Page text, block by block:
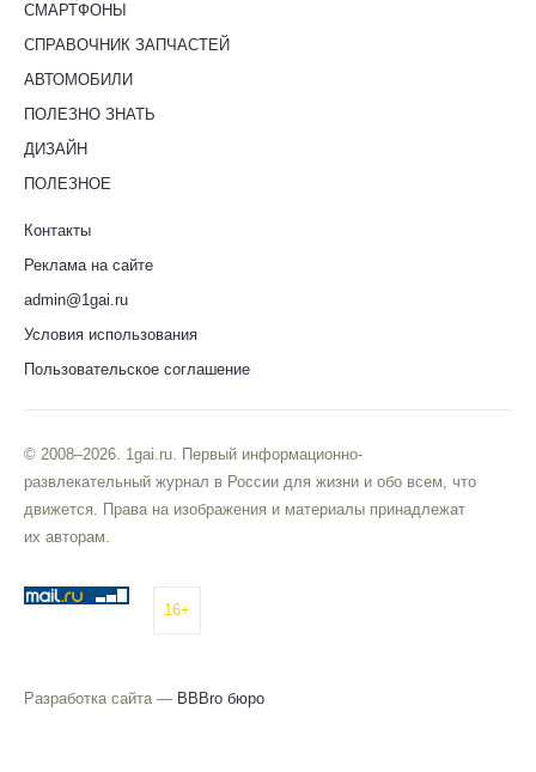
СМАРТФОНЫ
СПРАВОЧНИК ЗАПЧАСТЕЙ
АВТОМОБИЛИ
ПОЛЕЗНО ЗНАТЬ
ДИЗАЙН
ПОЛЕЗНОЕ
Контакты
Реклама на сайте
admin@1gai.ru
Условия использования
Пользовательское соглашение
© 2008–2026. 1gai.ru. Первый информационно-
развлекательный журнал в России для жизни и обо всем, что
движется. Права на изображения и материалы принадлежат
их авторам.
16+
Разработка сайта — BBBro бюро